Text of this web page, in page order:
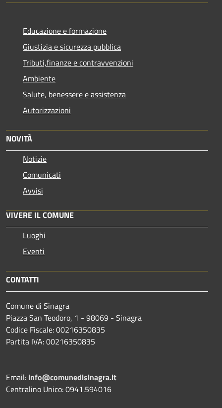
Educazione e formazione
Giustizia e sicurezza pubblica
Tributi,finanze e contravvenzioni
Ambiente
Salute, benessere e assistenza
Autorizzazioni
NOVITÀ
Notizie
Comunicati
Avvisi
VIVERE IL COMUNE
Luoghi
Eventi
CONTATTI
Comune di Sinagra
Piazza San Teodoro, 1 - 98069 - Sinagra
Codice Fiscale: 00216350835
Partita IVA: 00216350835
Email: info@comunedisinagra.it
Centralino Unico: 0941.594016